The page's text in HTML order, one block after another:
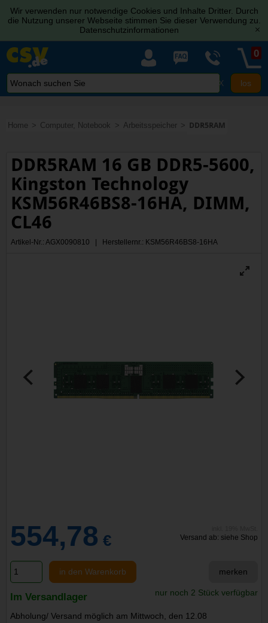
Wir verwenden nur notwendige Cookies und Inhalte Dritter. Durch
die Nutzung unserer Webseite stimmen Sie dieser Verwendung zu.
Datenschutzinformationen
[x]
X
0
Home Computer, Notebook Arbeitsspeicher DDR5RAM
DDR5RAM 16 GB DDR5-5600,
Kingston Technology
KSM56R46BS8-16HA, DIMM,
CL46
Artikel-Nr.: AGX0090810 | Herstellernr.: KSM56R46BS8-16HA
554,78 € Versand ab: siehe Shop
in den Warenkorb merken
Im Versandlager nur noch 2 Stück verfügbar
Abholung/ Versand möglich am Mittwoch, den 12.08